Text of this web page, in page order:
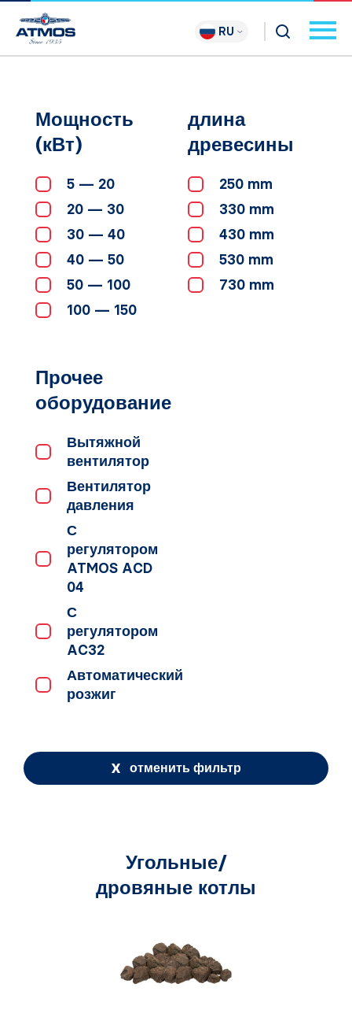
RU
Мощность
(кВт)
5 — 20
20 — 30
30 — 40
40 — 50
50 — 100
100 — 150
длина
древесины
250 mm
330 mm
430 mm
530 mm
730 mm
Прочее
оборудование
Вытяжной
вентилятор
Вентилятор
давления
С
регулятором
ATMOS ACD
04
С
регулятором
AC32
Автоматический
розжиг
отменить фильтр
Угольные/
дровяные котлы